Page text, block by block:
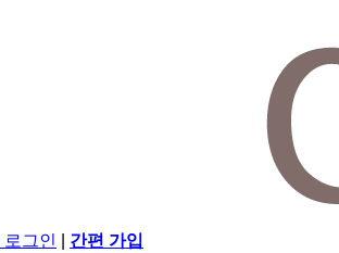
로그인
간편 가입